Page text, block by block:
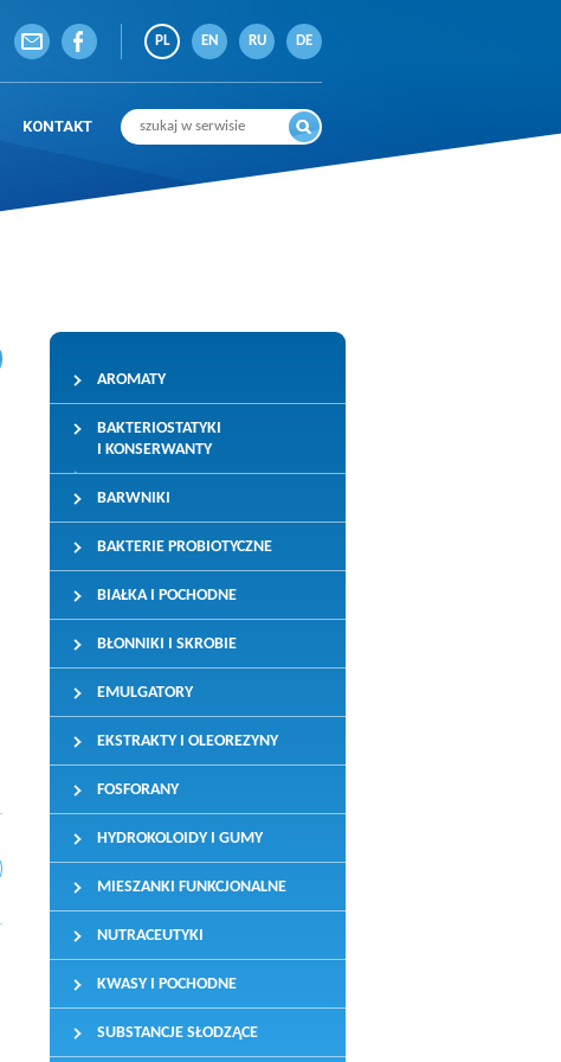
PL EN RU DE
KONTAKT
AROMATY
BAKTERIOSTATYKI
I KONSERWANTY
BARWNIKI
BAKTERIE PROBIOTYCZNE
BIAŁKA I POCHODNE
BŁONNIKI I SKROBIE
EMULGATORY
EKSTRAKTY I OLEOREZYNY
FOSFORANY
HYDROKOLOIDY I GUMY
MIESZANKI FUNKCJONALNE
NUTRACEUTYKI
KWASY I POCHODNE
SUBSTANCJE SŁODZĄCE